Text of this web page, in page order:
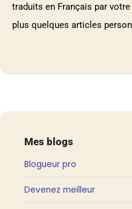
traduits en Français par
plus quelques articles
Mes blogs
Blogueur pro
Devenez meilleur